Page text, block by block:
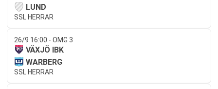
LUND
SSL HERRAR
26/9 16:00 - OMG 3
VÄXJÖ IBK
WARBERG
SSL HERRAR